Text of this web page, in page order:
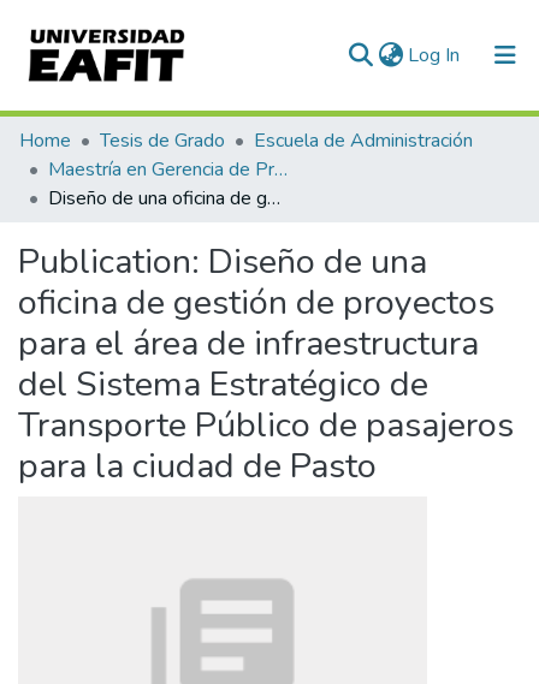
Log In (current)
Communities & Collections
All of DSpace
Home Tesis de Grado
Escuela de Administración
Maestría en Gerencia de Proyectos (Tesis)
Diseño de una oficina de gestión de proyectos para el área de infraestructura del Sistema Estratégico de Transporte Público de pasajeros para la ciudad de Pasto
Publication: Diseño de una
oficina de gestión de proyectos
para el área de infraestructura
del Sistema Estratégico de
Transporte Público de pasajeros
para la ciudad de Pasto